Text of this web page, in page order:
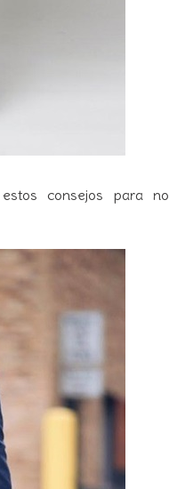
consejos para no